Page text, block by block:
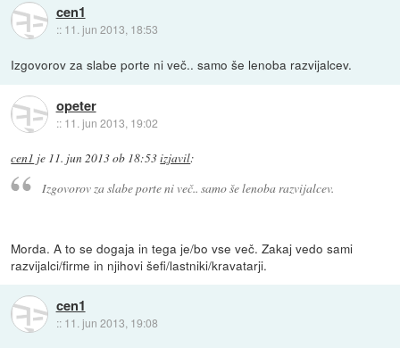
cen1
:: 11. jun 2013, 18:53
Izgovorov za slabe porte ni več.. samo še lenoba razvijalcev.
opeter
:: 11. jun 2013, 19:02
cen1 je 11. jun 2013 ob 18:53izjavil:
Izgovorov za slabe porte ni več.. samo še lenoba razvijalcev.
Morda. A to se dogaja in tega je/bo vse več. Zakaj vedo sami
razvijalci/firme in njihovi šefi/lastniki/kravatarji.
cen1
:: 11. jun 2013, 19:08